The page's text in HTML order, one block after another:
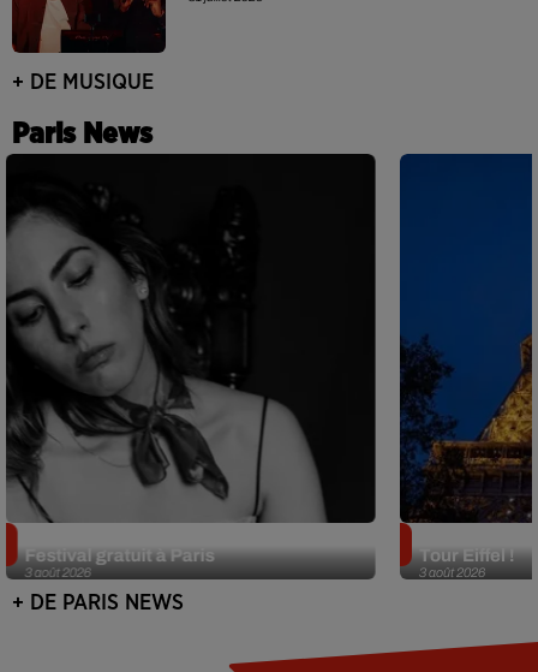
+ DE MUSIQUE
Paris News
3 août 2026
Festival gratuit à Paris
3 août 2026
Tour Eiffel !
+ DE PARIS NEWS